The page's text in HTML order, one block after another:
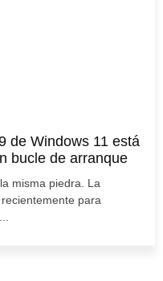
de Windows 11 está
bucle de arranque
misma piedra. La
para